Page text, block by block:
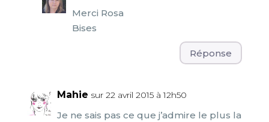
Merci Rosa
Bises
Réponse
Mahie sur 22 avril 2015 à 12h50
Je ne sais pas ce que j’admire le plus la